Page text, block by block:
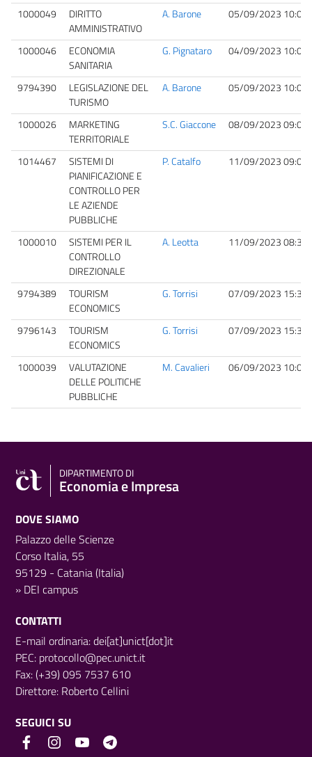
1000049
DIRITTO
AMMINISTRATIVO
A. Barone 05/09/2023 10:00
1000046
ECONOMIA
SANITARIA
G. Pignataro 04/09/2023 10:00
9794390
LEGISLAZIONE DEL
TURISMO
A. Barone 05/09/2023 10:00
1000026
MARKETING
TERRITORIALE
S.C. Giaccone 08/09/2023 09:00
1014467
SISTEMI DI
PIANIFICAZIONE E
CONTROLLO PER
LE AZIENDE
PUBBLICHE
P. Catalfo 11/09/2023 09:00
1000010
SISTEMI PER IL
CONTROLLO
DIREZIONALE
A. Leotta 11/09/2023 08:30
9794389
TOURISM
ECONOMICS
G. Torrisi 07/09/2023 15:30
9796143
TOURISM
ECONOMICS
G. Torrisi 07/09/2023 15:30
1000039
VALUTAZIONE
DELLE POLITICHE
PUBBLICHE
M. Cavalieri 06/09/2023 10:00
DIPARTIMENTO DI
Economia e Impresa
DOVE SIAMO
Palazzo delle Scienze
Corso Italia, 55
95129 - Catania (Italia)
» DEI campus
CONTATTI
E-mail ordinaria: dei[at]unict[dot]it
PEC: protocollo@pec.unict.it
Fax: (+39) 095 7537 610
Direttore: Roberto Cellini
SEGUICI SU